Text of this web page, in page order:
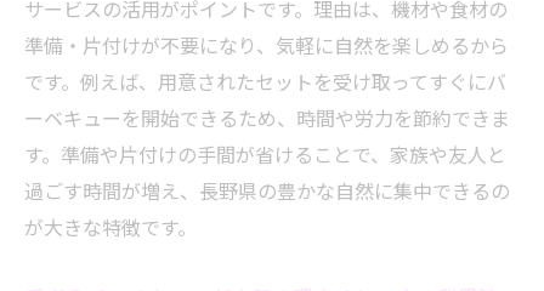
手軽に楽しむ長野県のレンタルバーベキュー体
験
レンタルで叶う長野県てぶらバーベキュー
体験の流れ
手ぶらバーベキューを日帰りで楽しむ長野
県の方法
サービスの活用がポイントです。理由は、機材や食材の
準備・片付けが不要になり、気軽に自然を楽しめるから
です。例えば、用意されたセットを受け取ってすぐにバ
ーベキューを開始できるため、時間や労力を節約できま
す。準備や片付けの手間が省けることで、家族や友人と
過ごす時間が増え、長野県の豊かな自然に集中できるの
が大きな特徴です。